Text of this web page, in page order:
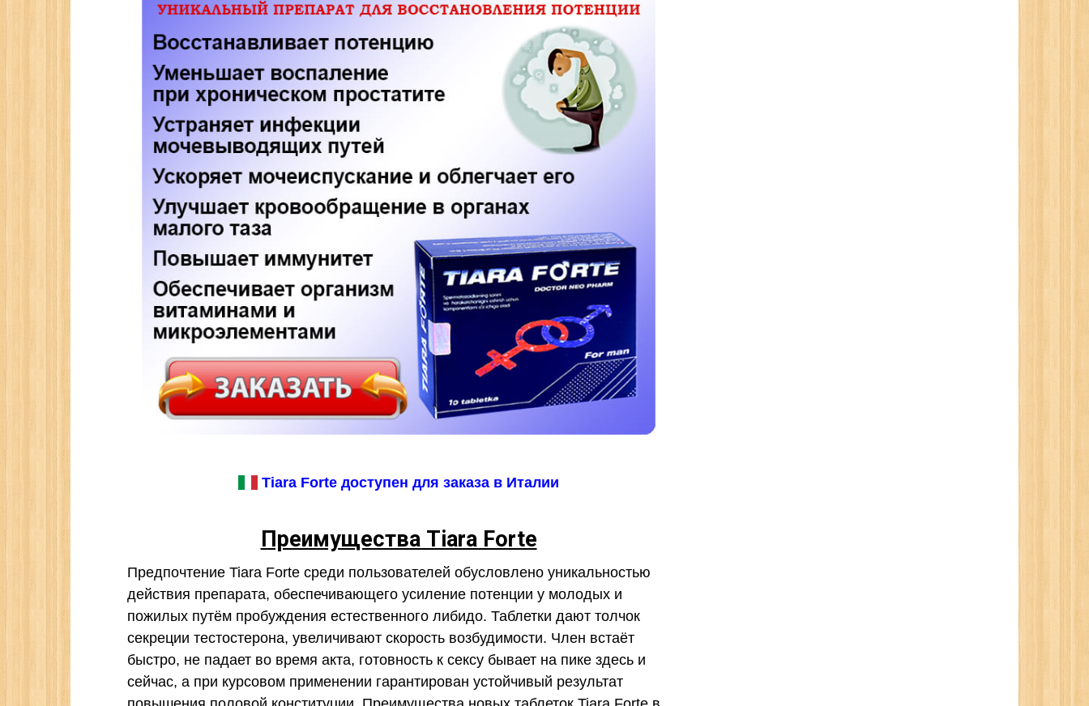
Tiara Forte доступен для заказа в Италии
Преимущества Tiara Forte
Предпочтение Tiara Forte среди пользователей обусловлено уникальностью
действия препарата, обеспечивающего усиление потенции у молодых и
пожилых путём пробуждения естественного либидо. Таблетки дают толчок
секреции тестостерона, увеличивают скорость возбудимости. Член встаёт
быстро, не падает во время акта, готовность к сексу бывает на пике здесь и
сейчас, а при курсовом применении гарантирован устойчивый результат